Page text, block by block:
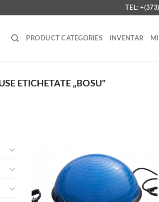
TEL:
PRODUCT CATEGORIES INVENTAR
ETICHETATE „BOSU”